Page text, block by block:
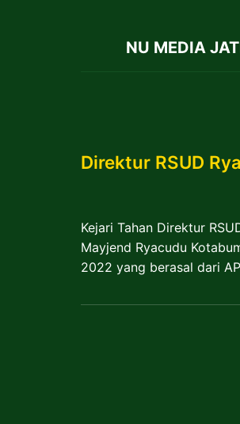
NU MEDIA
Direktur RSUD
Kejari Tahan Direktur
Mayjend Ryacudu
2022 yang berasal dari